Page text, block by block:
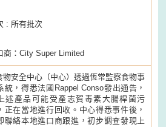
: 所有批次
商：City Super Limited
安全中心（中心）透過恆常監察食物事
統，得悉法國Rappel Conso發出通告，
述產品可能受產志賀毒素大腸桿菌污
正在當地進行回收。中心得悉事件後，
聯絡本地進口商跟進，初步調查發現上